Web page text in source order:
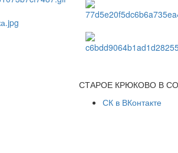
СТАРОЕ КРЮКОВО В
СК в ВКонтакте